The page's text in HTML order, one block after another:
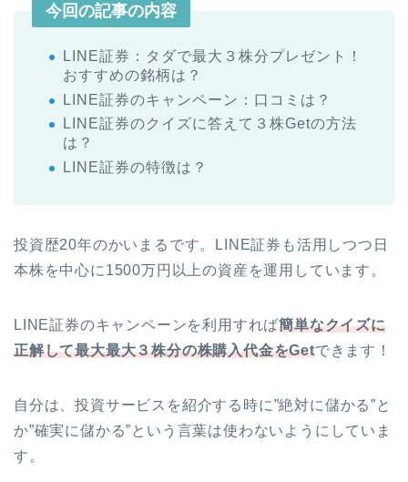
今回の記事の内容
LINE証券：タダで最大３株分プレゼント！
おすすめの銘柄は？
LINE証券のキャンペーン：口コミは？
LINE証券のクイズに答えて３株Getの方法
は？
LINE証券の特徴は？
投資歴20年のかいまるです。LINE証券も活用しつつ日
本株を中心に1500万円以上の資産を運用しています。
LINE証券のキャンペーンを利用すれば簡単なクイズに
正解して最大最大３株分の株購入代金をGetできます！
自分は、投資サービスを紹介する時に”絶対に儲かる”と
か”確実に儲かる”という言葉は使わないようにしていま
す。